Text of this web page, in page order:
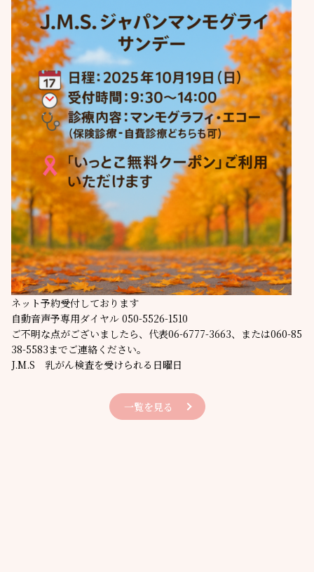
ネット予約受付しております
自動音声予専用ダイヤル 050-5526-1510
ご不明な点がございましたら、代表06-6777-3663、または060-85
38-5583までご連絡ください。
J.M.S 乳がん検査を受けられる日曜日
一覧を見る